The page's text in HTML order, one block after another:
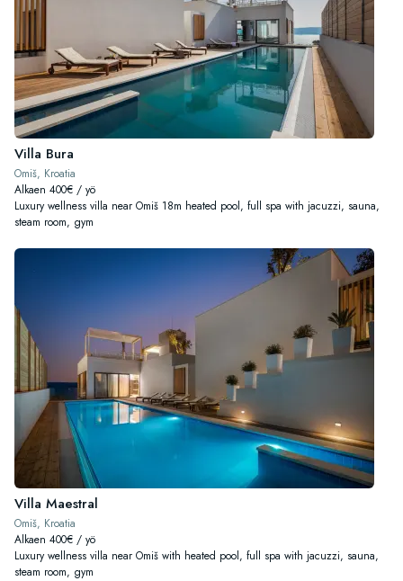
Villa Bura
Omiš, Kroatia
Alkaen 400€ / yö
Luxury wellness villa near Omiš 18m heated pool, full spa with jacuzzi, sauna,
steam room, gym
Villa Maestral
Omiš, Kroatia
Alkaen 400€ / yö
Luxury wellness villa near Omiš with heated pool, full spa with jacuzzi, sauna,
steam room, gym